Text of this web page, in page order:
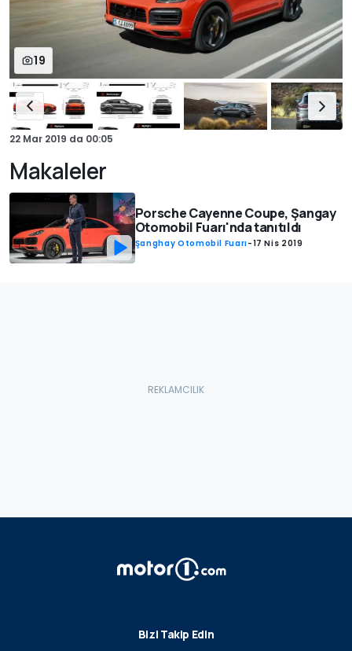
19
22 Mar 2019 da 00:05
Makaleler
Porsche Cayenne Coupe, Şangay
Otomobil Fuarı'nda tanıtıldı
Şanghay Otomobil Fuarı-17 Nis 2019
Bizi Takip Edin